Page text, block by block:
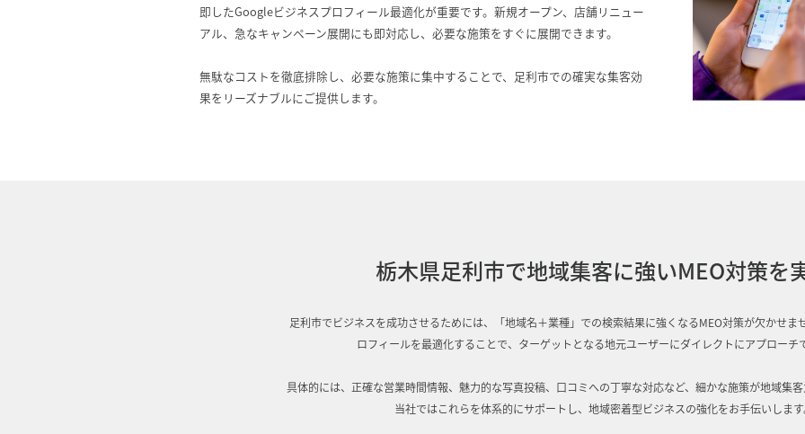
即したGoogleビジネスプロフィール最適化が重要です。新規オープン、店舗リニュー
アル、急なキャンペーン展開にも即対応し、必要な施策をすぐに展開できます。
無駄なコストを徹底排除し、必要な施策に集中することで、足利市での確実な集客効
果をリーズナブルにご提供します。
栃木県足利市で地域集客に強いMEO対策を
足利市でビジネスを成功させるためには、「地域名＋業種」での検索結果に強くなるMEO対策が欠かせま
ロフィールを最適化することで、ターゲットとなる地元ユーザーにダイレクトにアプローチ
具体的には、正確な営業時間情報、魅力的な写真投稿、口コミへの丁寧な対応など、細かな施策が地域集
当社ではこれらを体系的にサポートし、地域密着型ビジネスの強化をお手伝いしま